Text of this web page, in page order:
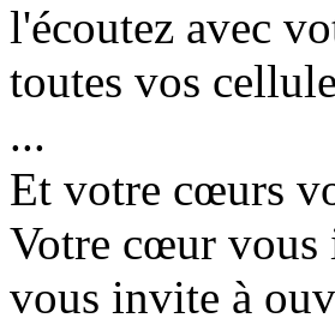
l'écoutez avec
toutes vos
...
Et votre cœurs
Votre cœur vous
vous invite à